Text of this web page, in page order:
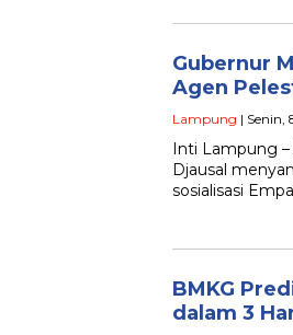
Gubernur
Agen
Lampung | Senin,
Inti Lampung
Djausal
sosialisasi
BMKG
dalam 3